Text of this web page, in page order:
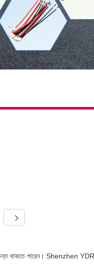
থাকতে পারেন। Shenzhen